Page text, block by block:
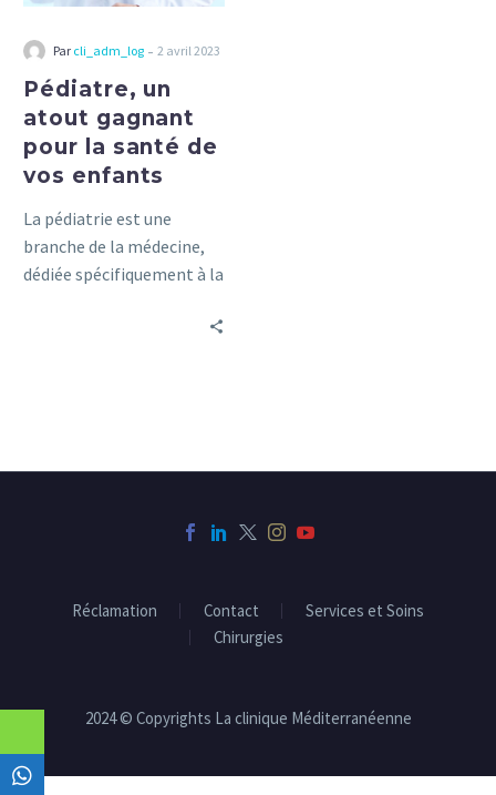
de
Par cli_adm_log - 2 avril 2023
Pédiatre, un
atout gagnant
pour la santé de
vos enfants
La pédiatrie est une
branche de la médecine,
dédiée spécifiquement à la
Réclamation Contact
Services et Soins
Chirurgies
2024 © Copyrights La clinique Méditerranéenne